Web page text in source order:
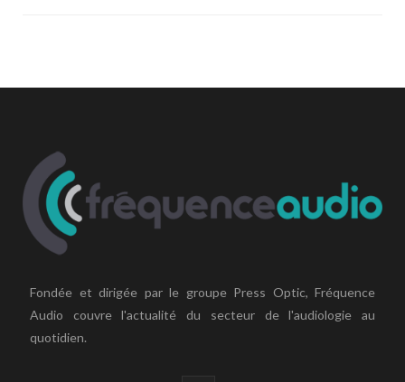
Fondée et dirigée par le groupe Press Optic, Fréquence
Audio couvre l'actualité du secteur de l'audiologie au
quotidien.